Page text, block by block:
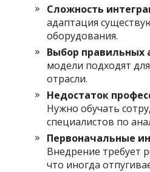
Сложность
адаптация
оборудования.
Выбор правильных
модели подходят
отрасли.
Недостаток
Нужно обучать
специалистов по
Первоначальные
Внедрение требует
что иногда